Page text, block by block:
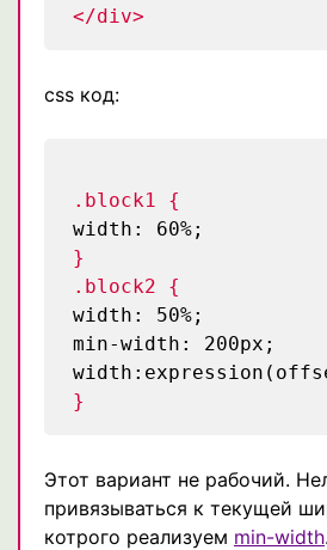
</div>
css код:
.block1 {
width: 60%;
}
.block2 {
width: 50%;
min-width: 200px;
}
Этот вариант не рабочий.
привязываться к текущей
котрого реализуем min-width